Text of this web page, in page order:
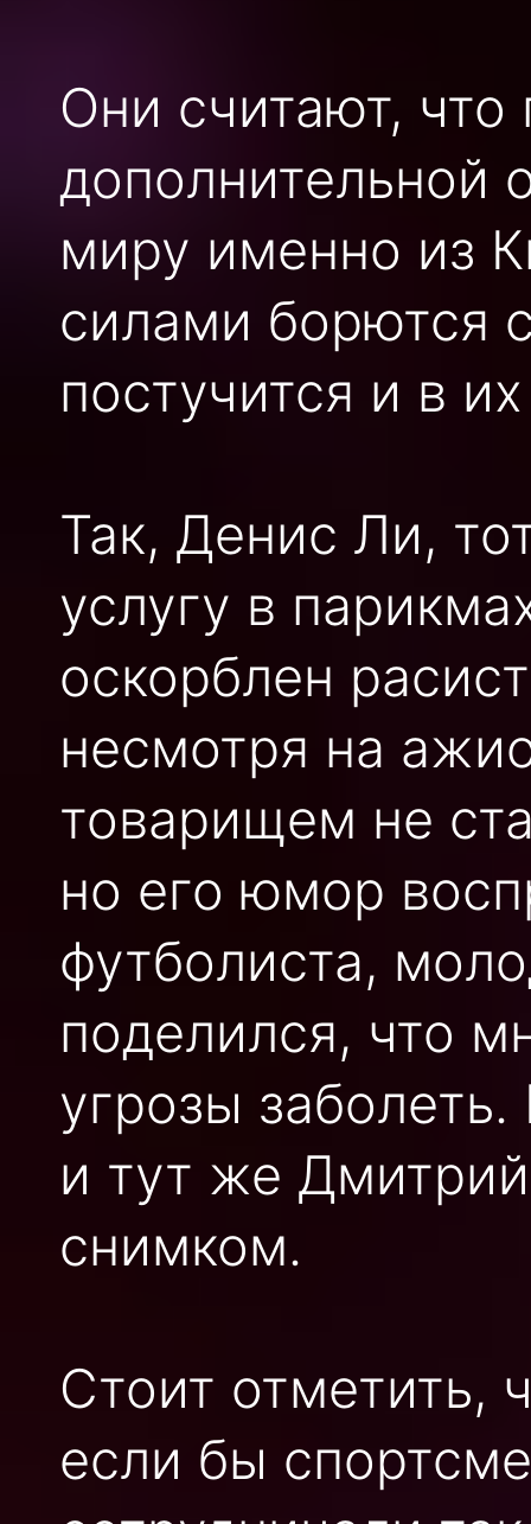
Они считают,
дополнительной
миру именно из
силами борются
постучится и в
Так, Денис Ли,
услугу в
оскорблен
несмотря на
товарищем не
но его юмор
футболиста,
поделился, что
угрозы
и тут же
снимком.
Стоит отметить,
если бы